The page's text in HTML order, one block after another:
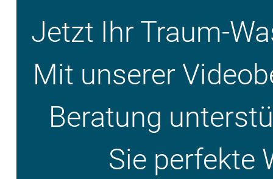
Jetzt Ihr Traum-
Mit unserer
Beratung
Sie perfekte